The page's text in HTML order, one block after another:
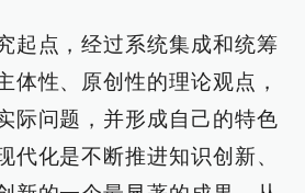
起点，经过系统集成和统筹
体性、原创性的理论观点，
际问题，并形成自己的特色
代化是不断推进知识创新、